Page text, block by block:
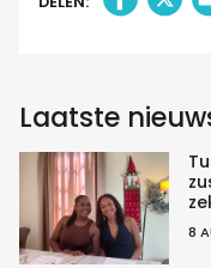
Laatste
8